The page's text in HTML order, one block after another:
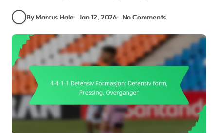
By Marcus Hale Jan 12, 2026 No Comments